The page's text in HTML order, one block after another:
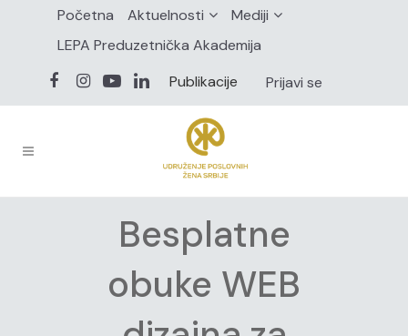
Početna Aktuelnosti
Mediji
LEPA Preduzetnička Akademija
Publikacije
Prijavi se
Besplatne
obuke WEB